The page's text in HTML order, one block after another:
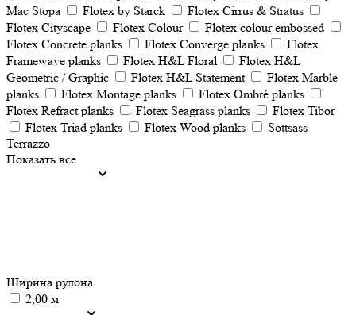
Mac Stopa
Flotex by Starck
Flotex Cirrus & Stratus
Flotex Cityscape
Flotex Colour
Flotex colour embossed
Flotex Concrete planks
Flotex Converge planks
Flotex
Framewave planks
Flotex H&L Floral
Flotex H&L
Geometric / Graphic
Flotex H&L Statement
Flotex Marble
planks
Flotex Montage planks
Flotex Ombré planks
Flotex Refract planks
Flotex Seagrass planks
Flotex Tibor
Flotex Triad planks
Flotex Wood planks
Sottsass
Terrazzo
Показать все
Ширина рулона
2,00 м